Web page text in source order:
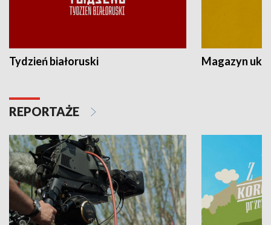
Tydzień białoruski Magazyn
REPORTAŻE